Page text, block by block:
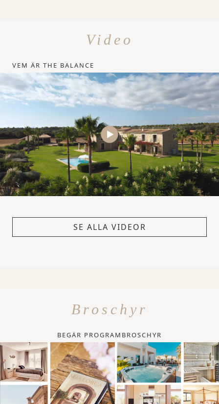
Video
VEM ÄR THE BALANCE
SE ALLA VIDEOR
Broschyr
BEGÄR PROGRAMBROSCHYR